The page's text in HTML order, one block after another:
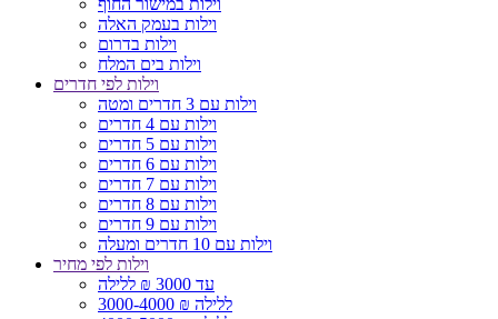
וילות בעמק האלה
וילות בדרום
וילות בים המלח
וילות לפי חדרים
וילות עם 3 חדרים ומטה
וילות עם 4 חדרים
וילות עם 5 חדרים
וילות עם 6 חדרים
וילות עם 7 חדרים
וילות עם 8 חדרים
וילות עם 9 חדרים
וילות עם 10 חדרים ומעלה
וילות לפי מחיר
עד 3000 ₪ ללילה
3000-4000 ₪ ללילה